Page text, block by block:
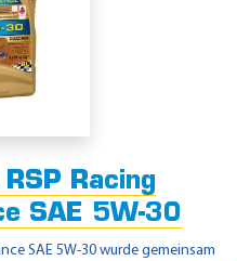
RSP Racing
SAE 5W-30
SAE 5W-30 wurde gemeinsam